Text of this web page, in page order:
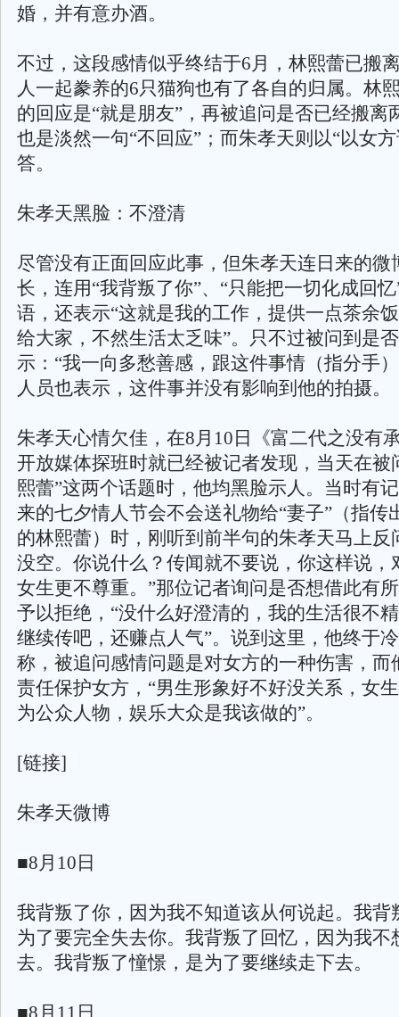
婚，并有意办酒。
不过，这段感情似乎终结于6月，林熙蕾已搬
人一起豢养的6只猫狗也有了各自的归属。林
的回应是“就是朋友”，再被追问是否已经搬离
也是淡然一句“不回应”；而朱孝天则以“以女
答。
朱孝天黑脸：不澄清
尽管没有正面回应此事，但朱孝天连日来的微
长，连用“我背叛了你”、“只能把一切化成回
语，还表示“这就是我的工作，提供一点茶余
给大家，不然生活太乏味”。只不过被问到是
示：“我一向多愁善感，跟这件事情（指分手
人员也表示，这件事并没有影响到他的拍摄。
朱孝天心情欠佳，在8月10日《富二代之没有
开放媒体探班时就已经被记者发现，当天在被
熙蕾”这两个话题时，他均黑脸示人。当时有
来的七夕情人节会不会送礼物给“妻子”（指传
的林熙蕾）时，刚听到前半句的朱孝天马上反
没空。你说什么？传闻就不要说，你这样说，
女生更不尊重。”那位记者询问是否想借此有
予以拒绝，“没什么好澄清的，我的生活很不
继续传吧，还赚点人气”。说到这里，他终于
称，被追问感情问题是对女方的一种伤害，而
责任保护女方，“男生形象好不好没关系，女
为公众人物，娱乐大众是我该做的”。
[链接]
朱孝天微博
■8月10日
我背叛了你，因为我不知道该从何说起。我背
为了要完全失去你。我背叛了回忆，因为我不
去。我背叛了憧憬，是为了要继续走下去。
■8月11日